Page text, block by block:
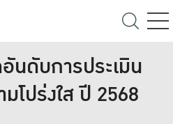
นดับการประเมิน
โปร่งใส ปี 2568